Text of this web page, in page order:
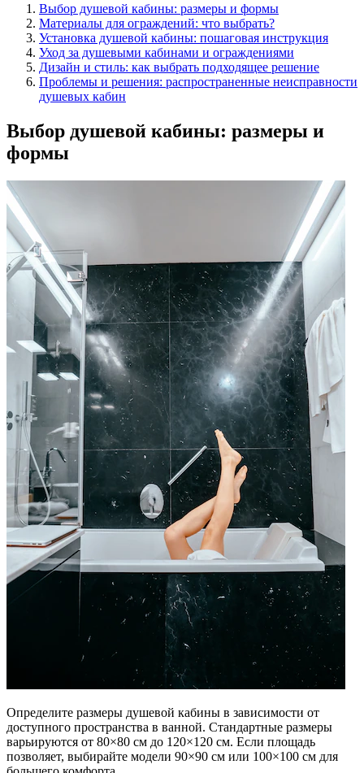
Выбор душевой кабины: размеры и формы
Материалы для ограждений: что выбрать?
Установка душевой кабины: пошаговая инструкция
Уход за душевыми кабинами и ограждениями
Дизайн и стиль: как выбрать подходящее решение
Проблемы и решения: распространенные неисправности
душевых кабин
Выбор душевой кабины: размеры и
формы
Определите размеры душевой кабины в зависимости от
доступного пространства в ванной. Стандартные размеры
варьируются от 80×80 см до 120×120 см. Если площадь
позволяет, выбирайте модели 90×90 см или 100×100 см для